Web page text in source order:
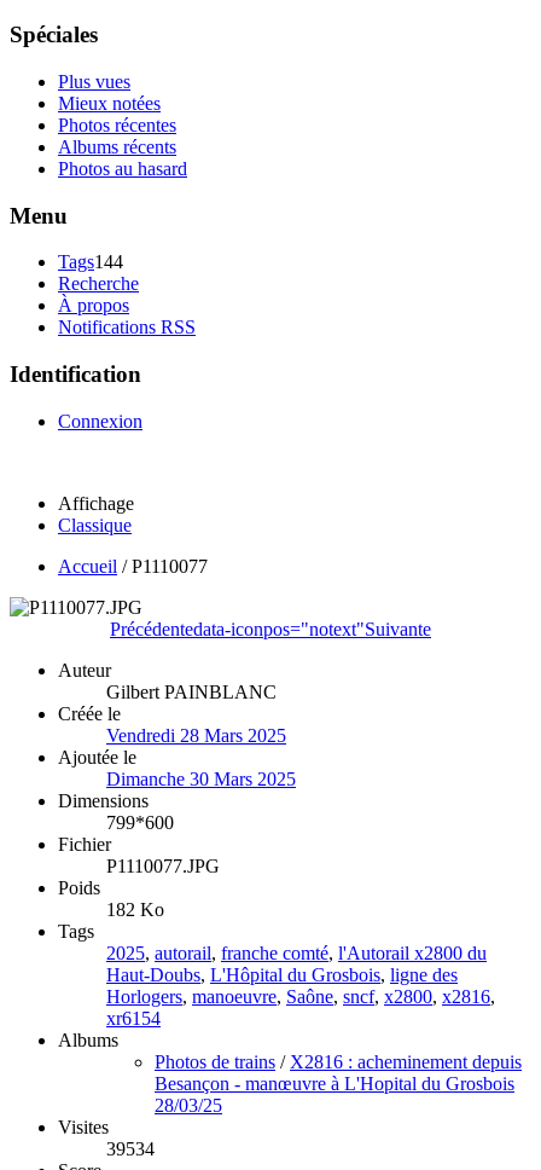
Spéciales
Plus vues
Mieux notées
Photos récentes
Albums récents
Photos au hasard
Menu
Tags144
Recherche
À propos
Notifications RSS
Identification
Connexion
Affichage
Classique
Accueil /P1110077
Précédentedata-iconpos="notext"Suivante
Auteur
Gilbert PAINBLANC
Créée le
Vendredi 28 Mars 2025
Ajoutée le
Dimanche 30 Mars 2025
Dimensions
799*600
Fichier
P1110077.JPG
Poids
182 Ko
Tags
2025, autorail, franche comté, l'Autorail x2800 du
Haut-Doubs, L'Hôpital du Grosbois, ligne des
Horlogers, manoeuvre, Saône, sncf, x2800, x2816,
xr6154
Albums
Photos de trains / X2816 : acheminement depuis
Besançon - manœuvre à L'Hopital du Grosbois
28/03/25
Visites
39534